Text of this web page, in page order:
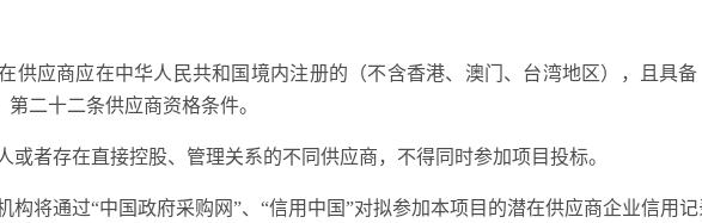
供应商应在中华人民共和国境内注册的（不含香港、澳门、台湾地区），且具备
二十二条供应商资格条件。
或者存在直接控股、管理关系的不同供应商，不得同时参加项目投标。
构将通过“中国政府采购网”、“信用中国”对拟参加本项目的潜在供应商企业信用记